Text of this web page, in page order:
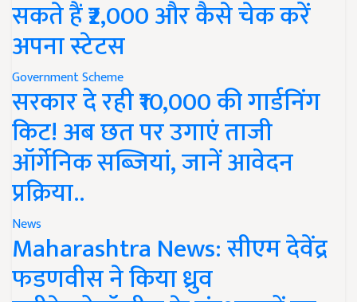
सकते हैं ₹2,000 और कैसे चेक करें
अपना स्टेटस
Government Scheme
सरकार दे रही ₹10,000 की गार्डनिंग
किट! अब छत पर उगाएं ताजी
ऑर्गेनिक सब्जियां, जानें आवेदन
प्रक्रिया..
News
Maharashtra News: सीएम देवेंद्र
फडणवीस ने किया ध्रुव